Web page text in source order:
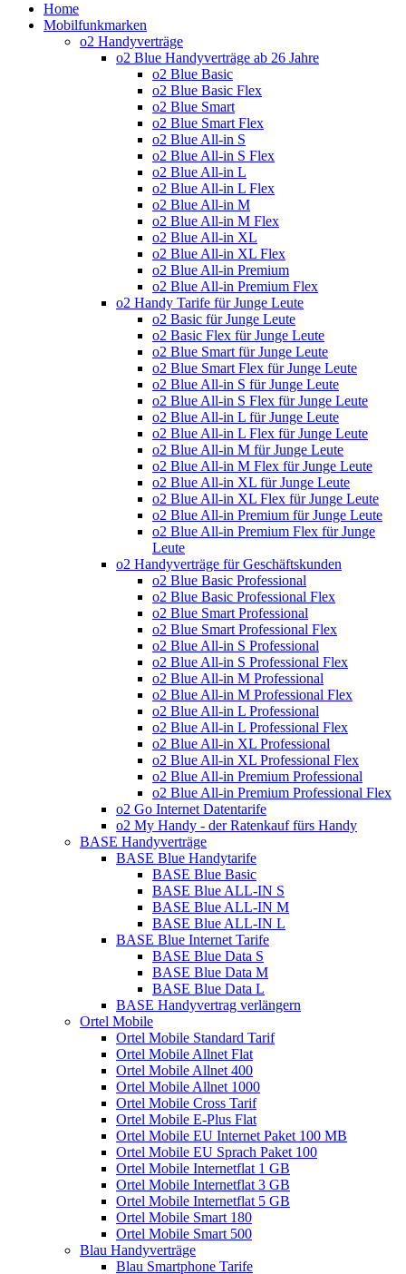
Home
Mobilfunkmarken
o2 Handyverträge
o2 Blue Handyverträge ab 26 Jahre
o2 Blue Basic
o2 Blue Basic Flex
o2 Blue Smart
o2 Blue Smart Flex
o2 Blue All-in S
o2 Blue All-in S Flex
o2 Blue All-in L
o2 Blue All-in L Flex
o2 Blue All-in M
o2 Blue All-in M Flex
o2 Blue All-in XL
o2 Blue All-in XL Flex
o2 Blue All-in Premium
o2 Blue All-in Premium Flex
o2 Handy Tarife für Junge Leute
o2 Basic für Junge Leute
o2 Basic Flex für Junge Leute
o2 Blue Smart für Junge Leute
o2 Blue Smart Flex für Junge Leute
o2 Blue All-in S für Junge Leute
o2 Blue All-in S Flex für Junge Leute
o2 Blue All-in L für Junge Leute
o2 Blue All-in L Flex für Junge Leute
o2 Blue All-in M für Junge Leute
o2 Blue All-in M Flex für Junge Leute
o2 Blue All-in XL für Junge Leute
o2 Blue All-in XL Flex für Junge Leute
o2 Blue All-in Premium für Junge Leute
o2 Blue All-in Premium Flex für Junge
Leute
o2 Handyverträge für Geschäftskunden
o2 Blue Basic Professional
o2 Blue Basic Professional Flex
o2 Blue Smart Professional
o2 Blue Smart Professional Flex
o2 Blue All-in S Professional
o2 Blue All-in S Professional Flex
o2 Blue All-in M Professional
o2 Blue All-in M Professional Flex
o2 Blue All-in L Professional
o2 Blue All-in L Professional Flex
o2 Blue All-in XL Professional
o2 Blue All-in XL Professional Flex
o2 Blue All-in Premium Professional
o2 Blue All-in Premium Professional Flex
o2 Go Internet Datentarife
o2 My Handy - der Ratenkauf fürs Handy
BASE Handyverträge
BASE Blue Handytarife
BASE Blue Basic
BASE Blue ALL-IN S
BASE Blue ALL-IN M
BASE Blue ALL-IN L
BASE Blue Internet Tarife
BASE Blue Data S
BASE Blue Data M
BASE Blue Data L
BASE Handyvertrag verlängern
Ortel Mobile
Ortel Mobile Standard Tarif
Ortel Mobile Allnet Flat
Ortel Mobile Allnet 400
Ortel Mobile Allnet 1000
Ortel Mobile Cross Tarif
Ortel Mobile E-Plus Flat
Ortel Mobile EU Internet Paket 100 MB
Ortel Mobile EU Sprach Paket 100
Ortel Mobile Internetflat 1 GB
Ortel Mobile Internetflat 3 GB
Ortel Mobile Internetflat 5 GB
Ortel Mobile Smart 180
Ortel Mobile Smart 500
Blau Handyverträge
Blau Smartphone Tarife